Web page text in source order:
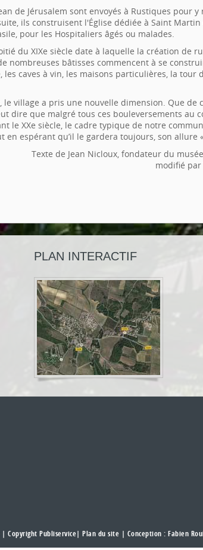
de Jérusalem sont envoyés à Rustiques pour y
ils construisent l'Église dédiée à Saint Martin
pour les Hospitaliers âgés ou malades.
du XIXe siècle date à laquelle la création de
nombreuses bâtisses commencent à se
les caves à vin, les maisons particulières, la tour
village a pris une nouvelle dimension. Que de
dire que malgré tous ces bouleversements au
le XXe siècle, le cadre typique de notre
en espérant qu’il le gardera toujours, son allure
Texte de Jean Nicloux, fondateur du
modifié
PLAN INTERACTIF
| Copyright Publiservice| Plan du site | Conception : Fabien